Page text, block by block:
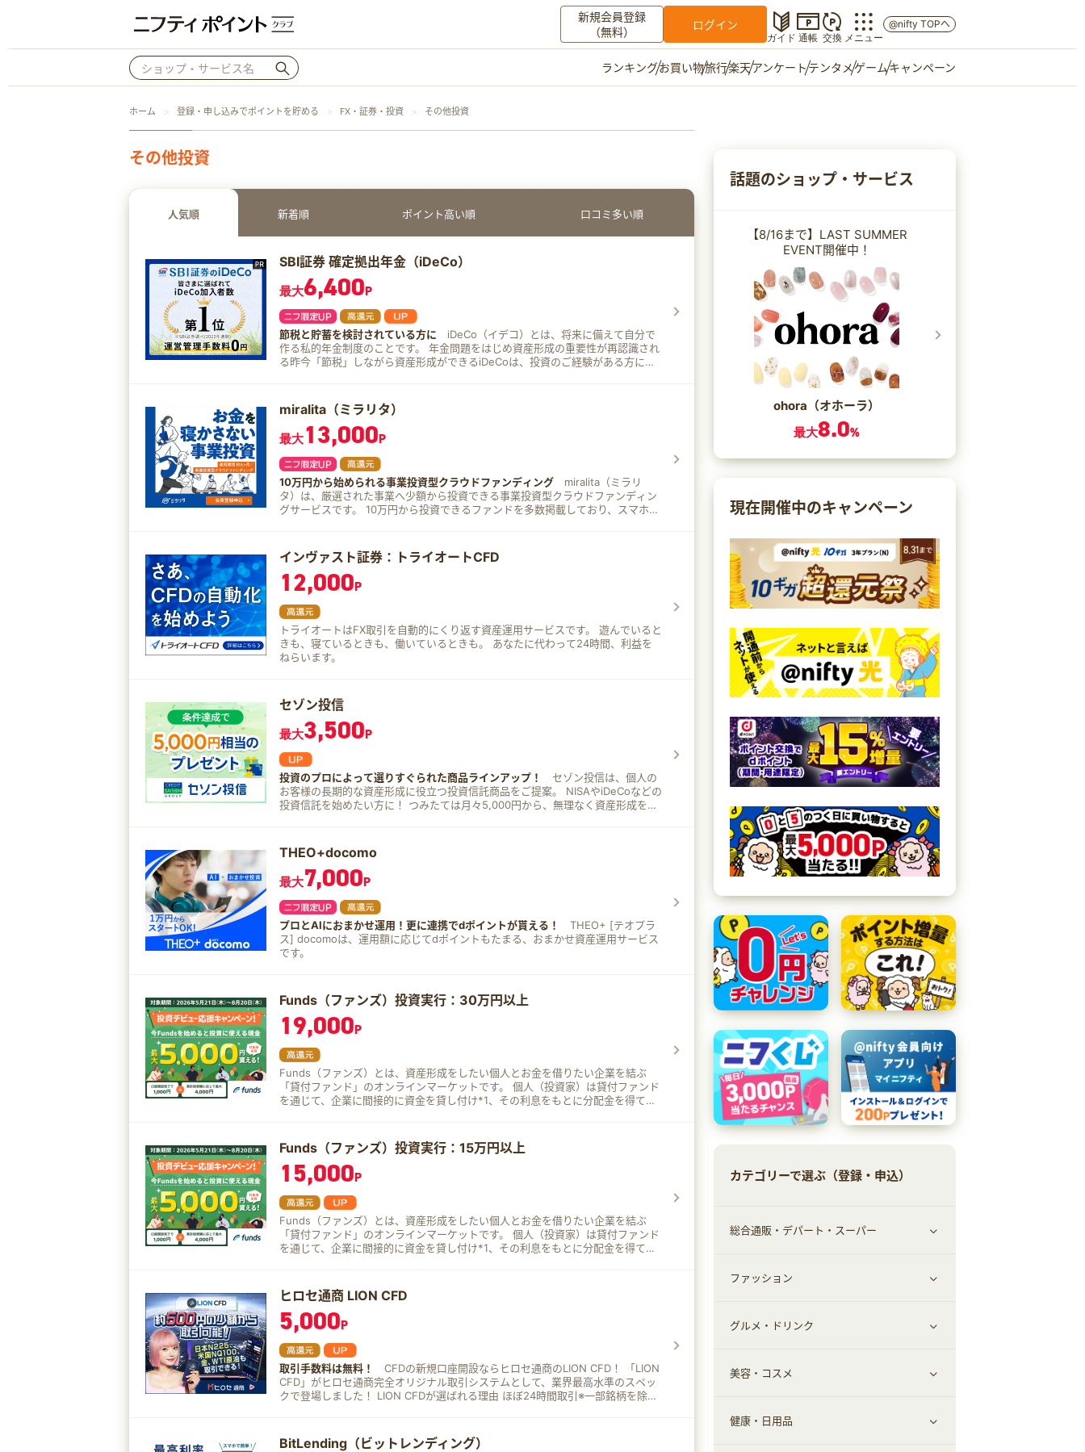
新規会員登録
（無料）
ログイン
ガイド 通帳 交換 メニュー
ポイント通帳 ポイント交換 登録情報
ご意見箱
@nifty TOPへ
ランキングお買い物旅行楽天アンケートテンタメゲームキャンペーン
ホーム 登録・申し込みでポイントを貯める FX・証券・投資 その他投資
その他投資
人気順 新着順 ポイント高い順 口コミ多い順
SBI証券 確定拠出年金（iDeCo）
最大6,400P
節税と貯蓄を検討されている方に iDeCo（イデコ）とは、将来に備えて自分で
作る私的年金制度のことです。 年金問題をはじめ資産形成の重要性が再認識され
る昨今「節税」しながら資産形成ができるiDeCoは、投資のご経験がある方に
型DC加入者でもiDeCoへの加入が可能になるなど、会社員の方でも利用しやすく
なりました。 2023年3月時点で全国のiDeCo加入者は290万人を突破（※）する
など、今後もますますの加入者増が見込まれています。 ※出所：国民年金基金連
合会 最新iDeCo加入者数などについて（令和5年3月） SBI証券のiDeCoの魅力
はこれ！ 15年を超える運営実績！加入者数No.1 SBI証券は2005年からiDeCoを
ご提供し続けており、おかげさまで加入者数は No.1！ 初心者の方にも安心して
初めていただけます。 商品ラインナップのこだわり iDeCoの運用実績が15年を超
えるSBI証券では、お客さまのニーズに応えるべく「低コスト」と「バラエティ」
にこだわり、厳選した商品ラインナップを提供いたします。 手数料のこだわり
料は発生いたします。 サポート体制のこだわり 投資が初めての方もご安心くだ
さい。 SBI証券では iDeCo専用サイト 自社運営の電話サポートサービス AIチャッ
トボット など、お客様のiDeCo運用を強力にサポートいたします。 iDeCoの訴求
ポイントは、ずばり節税効果！ 積立時 iDeCoで積み立てた金額、すべてが「所得
から控除」されます。 運用時 通常、株や投資信託などの金融商品から得た利益
に対しては20.315％の税金がかかりますが、iDeCoの運用で得た利益は「すべて
非課税」です。 受け取り時 iDeCoは原則60歳から「年金形式」or「一時金形
式」or 「年金形式と一時金形式の併用」のいずれかで、資産を受け取ることがで
きます。 これを「老齢給付金」といい、受取り時にも一定の非課税枠がありま
miralita（ミラリタ）
最大13,000P
10万円から始められる事業投資型クラウドファンディング miralita（ミラリ
タ）は、厳選された事業へ少額から投資できる事業投資型クラウドファンディン
グサービスです。 10万円から投資できるファンドを多数掲載しており、スマホか
インヴァスト証券：トライオートCFD
12,000P
トライオートはFX取引を自動的にくり返す資産運用サービスです。 遊んでいると
きも、寝ているときも、働いているときも。 あなたに代わって24時間、利益を
ねらいます。
セゾン投信
最大3,500P
投資のプロによって選りすぐられた商品ラインアップ！
セゾン投信は、個人の
お客様の長期的な資産形成に役立つ投資信託商品をご提案。 NISAやiDeCoなどの
投資信託を始めたい方に！ つみたては月々5,000円から、無理なく資産形成を始
THEO+docomo
最大7,000P
プロとAIにおまかせ運用！更に連携でdポイントが貰える！
THEO+ [テオプラ
ス] docomoは、運用額に応じてdポイントもたまる、おまかせ資産運用サービス
です。
Funds（ファンズ）投資実行：30万円以上
19,000P
Funds（ファンズ）とは、資産形成をしたい個人とお金を借りたい企業を結ぶ
「貸付ファンド」のオンラインマーケットです。 個人（投資家）は貸付ファンド
を通じて、企業に間接的に資金を貸し付け*1、その利息をもとに分配金を得て、
り、ファンドの予定利回りは約1.0%〜3.0%*2と、コツコツと資産を形成するこ
とが期待できます。 また、一度投資を行えば、基本的にはファンドの満期が訪れ
るまで待つだけで良いので、「忙しいので相場に振り回されたくない！」といっ
たニーズにも応えられます。 既に資産運用を行っている方には「ポートフォリオ
における守り用資産」として、これからはじめる方には「少額*3で安定的に取り
組める資産運用の第一歩」としてご利用いただきたい資産運用サービスです。 注
記1:投資家が直接貸し付けるのではなく、投資資金が貸付で運用されます。 注記
2: 年率・税引前 注記3: Fundsは1円から投資いただけます。ただし、お客様への
分配は円単位で行われ、1円未満の分配金は切り捨てられます。したがって、お客
Funds（ファンズ）投資実行：15万円以上
15,000P
Funds（ファンズ）とは、資産形成をしたい個人とお金を借りたい企業を結ぶ
「貸付ファンド」のオンラインマーケットです。 個人（投資家）は貸付ファンド
を通じて、企業に間接的に資金を貸し付け*1、その利息をもとに分配金を得て、
り、ファンドの予定利回りは約1.0%〜3.0%*2と、コツコツと資産を形成するこ
とが期待できます。 また、一度投資を行えば、基本的にはファンドの満期が訪れ
るまで待つだけで良いので、「忙しいので相場に振り回されたくない！」といっ
たニーズにも応えられます。 既に資産運用を行っている方には「ポートフォリオ
における守り用資産」として、これからはじめる方には「少額*3で安定的に取り
組める資産運用の第一歩」としてご利用いただきたい資産運用サービスです。 注
記1:投資家が直接貸し付けるのではなく、投資資金が貸付で運用されます。 注記
2: 年率・税引前 注記3: Fundsは1円から投資いただけます。ただし、お客様への
分配は円単位で行われ、1円未満の分配金は切り捨てられます。したがって、お客
ヒロセ通商 LION CFD
5,000P
取引手数料は無料！
CFDの新規口座開設ならヒロセ通商のLION CFD！ 「LION
CFD」がヒロセ通商完全オリジナル取引システムとして、業界最高水準のスペッ
クで登場しました！ LION CFDが選ばれる理由 ほぼ24時間取引※一部銘柄を除く
BitLending（ビットレンディング）
話題のショップ・サービス
【8/16まで】LAST SUMMER
EVENT開催中！
ohora（オホーラ）
最大8.0%
現在開催中のキャンペーン
カテゴリーで選ぶ（登録・申込）
総合通販・デパート・スーパー
すべて見る
総合通販
ファッション
すべて見る
ファッション
インナー・下着
グルメ・ドリンク
すべて見る
グルメ
美容・コスメ
すべて見る
健康・日用品